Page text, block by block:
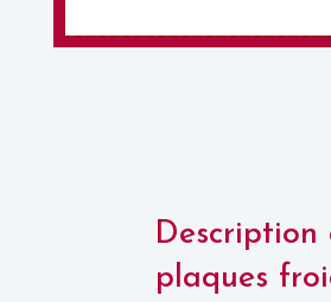
Description
plaques